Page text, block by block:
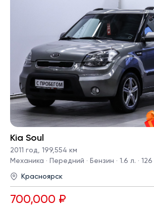
Kia Soul
2011 год
199,554 км
Механика · Передний · Бензин · 1.6 л. · 126
Красноярск
700,000 ₽